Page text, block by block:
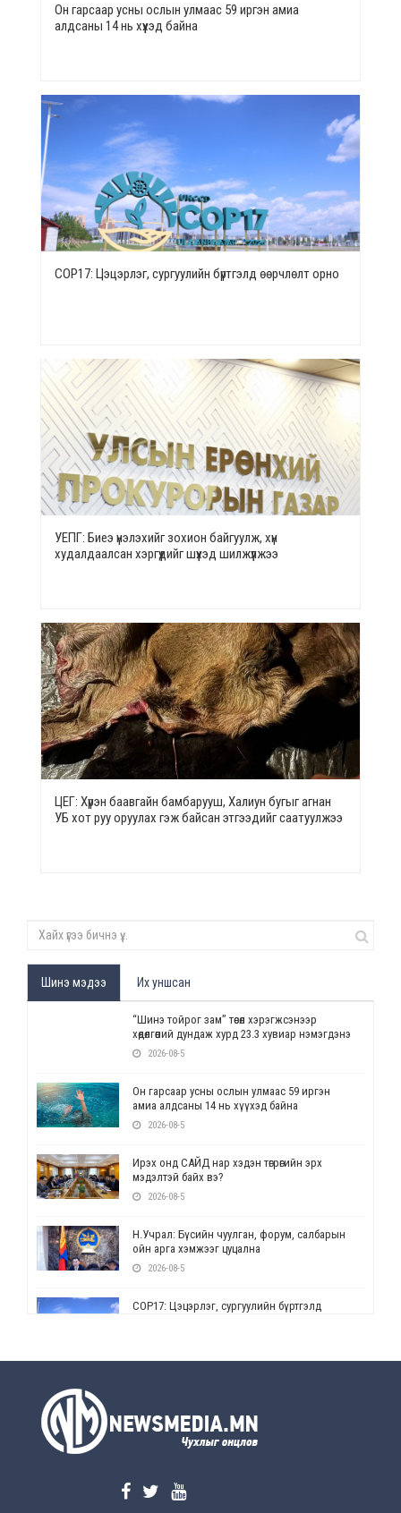
Он гарсаар усны ослын улмаас 59 иргэн амиа
алдсаны 14 нь хүүхэд байна
СОР17: Цэцэрлэг, сургуулийн бүртгэлд өөрчлөлт орно
УЕПГ: Биеэ үнэлэхийг зохион байгуулж, хүн
худалдаалсан хэргүүдийг шүүхэд шилжүүлжээ
ЦЕГ: Хүрэн баавгайн бамбарууш, Халиун бугыг агнан
УБ хот руу оруулах гэж байсан этгээдийг саатуулжээ
Шинэ мэдээ Их уншсан
“Шинэ тойрог зам” төсөл хэрэгжсэнээр
хөдөлгөөний дундаж хурд 23.3 хувиар нэмэгдэнэ
2026-08-5
Он гарсаар усны ослын улмаас 59 иргэн
амиа алдсаны 14 нь хүүхэд байна
2026-08-5
Ирэх онд САЙД нар хэдэн төгрөгийн эрх
мэдэлтэй байх вэ?
2026-08-5
Н.Учрал: Бүсийн чуулган, форум, салбарын
ойн арга хэмжээг цуцална
2026-08-5
СОР17: Цэцэрлэг, сургуулийн бүртгэлд
2026-08-5
2026-08-5